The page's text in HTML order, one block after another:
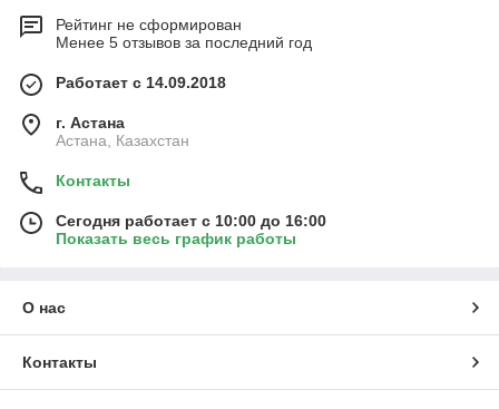
Рейтинг не сформирован
Менее 5 отзывов за последний год
Работает с 14.09.2018
г. Астана
Астана, Казахстан
Контакты
Сегодня работает с 10:00 до 16:00
Показать весь график работы
О нас
Контакты